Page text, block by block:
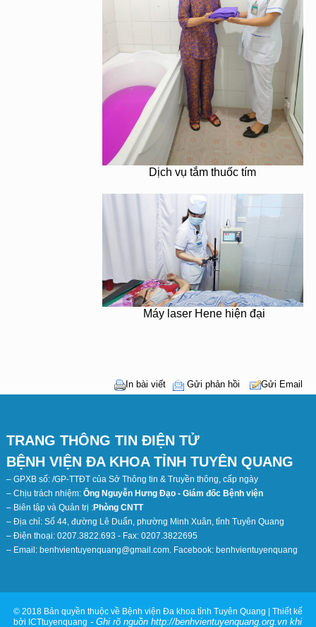
Dịch vụ tắm thuốc tím
Máy laser Hene hiện đại
In bài viết Gửi phản hồi Gửi Email
TRANG THÔNG TIN ĐIỆN TỬ
BỆNH VIỆN ĐA KHOA TỈNH TUYÊN QUANG
– GPXB số: /GP-TTĐT của Sở Thông tin & Truyền thông, cấp ngày
– Chịu trách nhiệm: Ông Nguyễn Hưng Đạo - Giám đốc Bệnh viện
– Biên tập và Quản trị :Phòng CNTT
– Địa chỉ: Số 44, đường Lê Duẩn, phường Minh Xuân, tỉnh Tuyên Quang
– Điện thoại: 0207.3822.693 - Fax: 0207.3822695
– Email: benhvientuyenquang@gmail.com. Facebook: benhvientuyenquang
© 2018 Bản quyền thuộc về Bệnh viện Đa khoa tỉnh Tuyên Quang | Thiết kế
bởi ICTtuyenquang - Ghi rõ nguồn http://benhvientuyenquang.org.vn khi